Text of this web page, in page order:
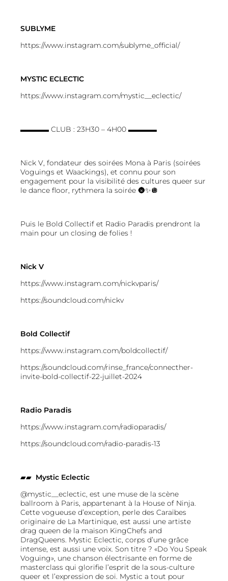
SUBLYME
https://www.instagram.com/sublyme_official/
MYSTIC ECLECTIC
https://www.instagram.com/mystic__eclectic/
▬▬▬▬ CLUB : 23H30 – 4H00 ▬▬▬▬
Nick V, fondateur des soirées Mona à Paris (soirées
Voguings et Waackings), et connu pour son
engagement pour la visibilité des cultures queer sur
le dance floor, rythmera la soirée 🌚✨🪩
Puis le Bold Collectif et Radio Paradis prendront la
main pour un closing de folies !
Nick V
https://www.instagram.com/nickvparis/
https://soundcloud.com/nickv
Bold Collectif
https://www.instagram.com/boldcollectif/
https://soundcloud.com/rinse_france/connecther-
invite-bold-collectif-22-juillet-2024
Radio Paradis
https://www.instagram.com/radioparadis/
https://soundcloud.com/radio-paradis-13
▰▰ Mystic Eclectic
@mystic__eclectic, est une muse de la scène
ballroom à Paris, appartenant à la House of Ninja.
Cette vogueuse d’exception, perle des Caraïbes
originaire de La Martinique, est aussi une artiste
drag queen de la maison KingChefs and
DragQueens. Mystic Eclectic, corps d’une grâce
intense, est aussi une voix. Son titre ? «Do You Speak
Voguing», une chanson électrisante en forme de
masterclass qui glorifie l’esprit de la sous-culture
queer et l’expression de soi. Mystic a tout pour